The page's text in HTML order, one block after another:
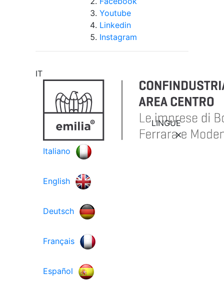
Youtube
Linkedin
Instagram
IT
LINGUE
Italiano
English
Deutsch
Français
Español